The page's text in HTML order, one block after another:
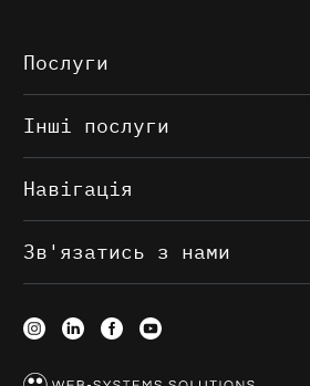
Послуги
Інші послуги
Навігація
Зв'язатись з нами
умовами обробкиперсональних даних.